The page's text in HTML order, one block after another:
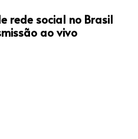
rede social no Brasil
ao vivo